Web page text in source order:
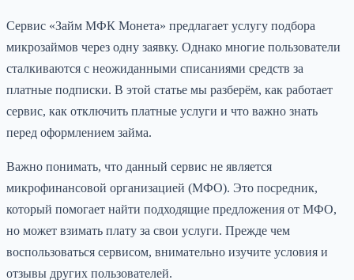
Сервис «Займ МФК Монета» предлагает услугу подбора
микрозаймов через одну заявку. Однако многие пользователи
сталкиваются с неожиданными списаниями средств за
платные подписки. В этой статье мы разберём, как работает
сервис, как отключить платные услуги и что важно знать
перед оформлением займа.
Важно понимать, что данный сервис не является
микрофинансовой организацией (МФО). Это посредник,
который помогает найти подходящие предложения от МФО,
но может взимать плату за свои услуги. Прежде чем
воспользоваться сервисом, внимательно изучите условия и
отзывы других пользователей.